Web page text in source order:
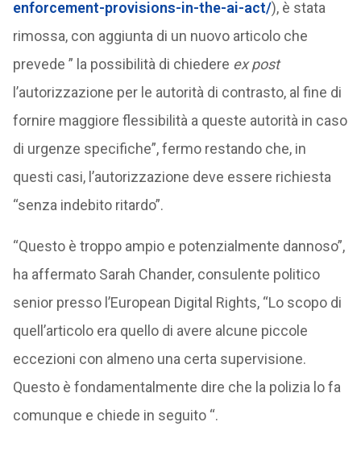
enforcement-provisions-in-the-ai-act/), è stata
rimossa, con aggiunta di un nuovo articolo che
prevede ” la possibilità di chiedere ex post
l’autorizzazione per le autorità di contrasto, al fine di
fornire maggiore flessibilità a queste autorità in caso
di urgenze specifiche”, fermo restando che, in
questi casi, l’autorizzazione deve essere richiesta
“senza indebito ritardo”.
“Questo è troppo ampio e potenzialmente dannoso”,
ha affermato Sarah Chander, consulente politico
senior presso l’European Digital Rights, “Lo scopo di
quell’articolo era quello di avere alcune piccole
eccezioni con almeno una certa supervisione.
Questo è fondamentalmente dire che la polizia lo fa
comunque e chiede in seguito “.